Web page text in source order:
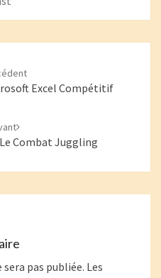
Excel Compétitif
Combat Juggling
pas publiée. Les